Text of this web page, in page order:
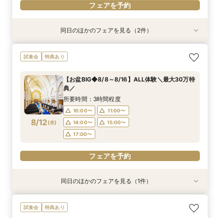
フェアを予約
特典あり
8/11(火)
【県央エリアで結婚式なら】燕三条駅から車で3
分好立地◆地元婚
10:00〜
13:00〜
14:00〜
17:00〜
フェアを予約
特典あり
8/11(火)
【料理重視の方】贅沢試食を堪能◆黒毛和牛&の
ど黒×青の大聖堂
10:00〜
13:00〜
14:00〜
17:00〜
フェアを予約
同日のほかのフェアを見る（2件）
試食会 特典あり
8/12(水)
【お盆BIG◆8/8～8/16】ALL体験＼最大30万特
典／
所要時間：3時間程度
10:00〜
11:00〜
14:00〜
15:00〜
17:00〜
フェアを予約
【タイパ重視の方】クイック相談60分～◆大聖
堂＆邸宅見学
同日のほかのフェアを見る（1件）
試食会 特典あり